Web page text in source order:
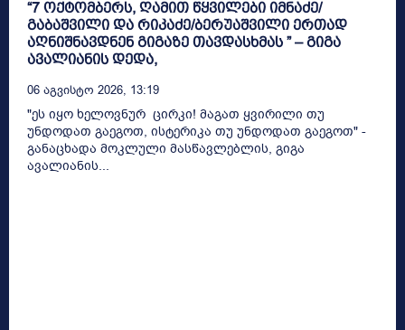
“7 ოქტომბერს, ღამით წყვილები იმნაძე/
გაბაშვილი და რიკაძე/ბერუაშვილი ერთად
აღნიშნავდნენ გიგაზე თავდასხმას ” – გიგა
ავალიანის დედა,
06 Აგვისტო 2026, 13:19
"ეს იყო ხელოვნურ ცირკი! მაგათ ყვირილი თუ
უნდოდათ გაეგოთ, ისტერიკა თუ უნდოდათ გაეგოთ" -
განაცხადა მოკლული მასწავლებლის, გიგა
ავალიანის...